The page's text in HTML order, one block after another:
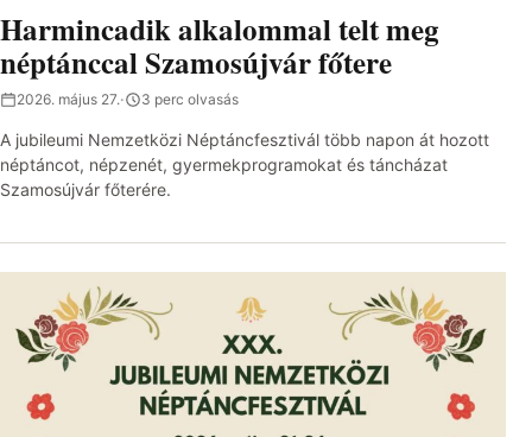
Harmincadik alkalommal telt meg
néptánccal Szamosújvár főtere
2026. május 27.· 3 perc olvasás
A jubileumi Nemzetközi Néptáncfesztivál több napon át hozott
néptáncot, népzenét, gyermekprogramokat és táncházat
Szamosújvár főterére.